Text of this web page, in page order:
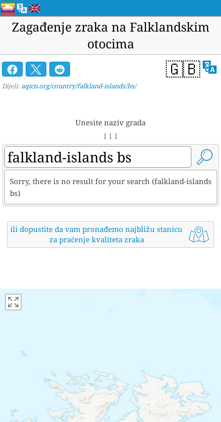
Zagađenje zraka na Falklandskim
otocima
🇬🇧
Dijeli: aqicn.org/country/falkland-islands/bs/
Unesite naziv grada
↓ ↓ ↓
Sorry, there is no result for your search (falkland-islands
bs)
ili dopustite da vam pronađemo najbližu stanicu
za praćenje kvaliteta zraka